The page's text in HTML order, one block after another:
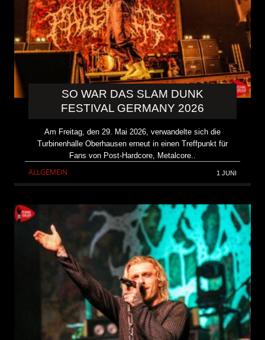
SO WAR DAS SLAM DUNK
FESTIVAL GERMANY 2026
Am Freitag, den 29. Mai 2026, verwandelte sich die
Turbinenhalle Oberhausen erneut in einen Treffpunkt für
Fans von Post-Hardcore, Metalcore..
ALLGEMEIN 1 JUNI